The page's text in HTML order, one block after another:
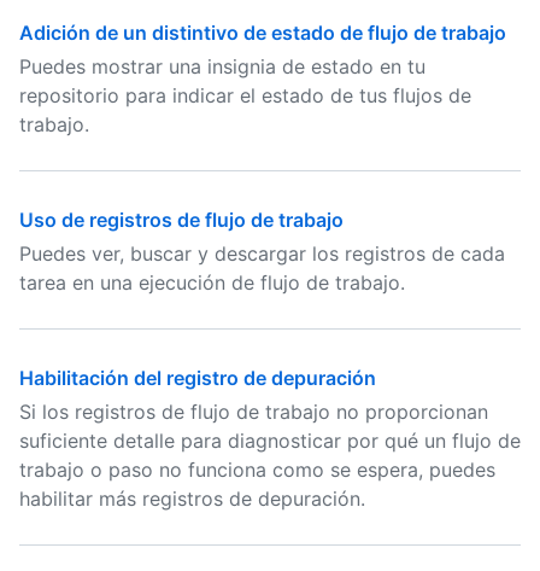
Adición de un distintivo de estado de flujo de trabajo
Puedes mostrar una insignia de estado en tu
repositorio para indicar el estado de tus flujos de
trabajo.
Uso de registros de flujo de trabajo
Puedes ver, buscar y descargar los registros de cada
tarea en una ejecución de flujo de trabajo.
Habilitación del registro de depuración
Si los registros de flujo de trabajo no proporcionan
suficiente detalle para diagnosticar por qué un flujo de
trabajo o paso no funciona como se espera, puedes
habilitar más registros de depuración.